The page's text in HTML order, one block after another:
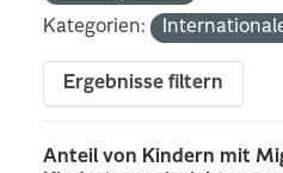
Kategorien:
Ergebnisse filtern
Anteil von Kindern mit